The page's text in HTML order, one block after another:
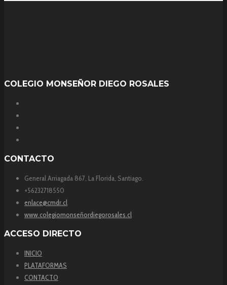
COLEGIO MONSEÑOR DIEGO ROSALES
CONTACTO
General Arriagada 867, La Florida, Santiago.
+56232718550
enlace@cmdr.cl
www.colegiomonseñordiegorosales.cl
ACCESO DIRECTO
INICIO
PLATAFORMAS
CONTACTO